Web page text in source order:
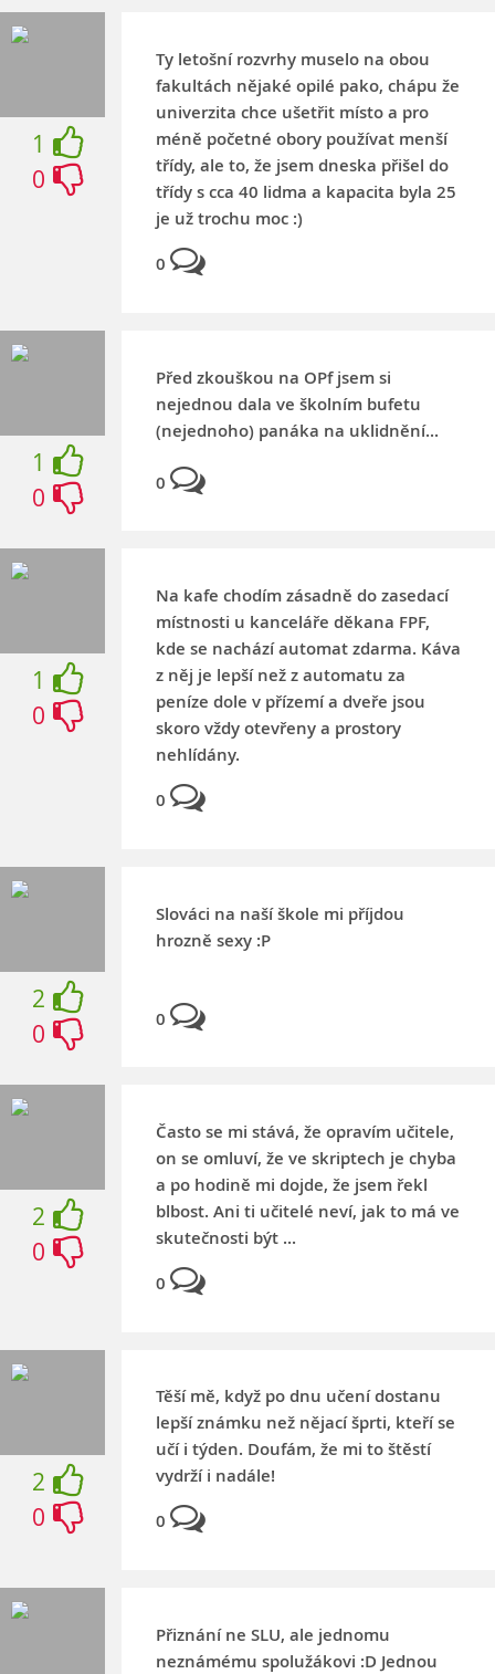
1
0
Ty letošní rozvrhy muselo na obou
fakultách nějaké opilé pako, chápu že
univerzita chce ušetřit místo a pro
méně početné obory používat menší
třídy, ale to, že jsem dneska přišel do
třídy s cca 40 lidma a kapacita byla 25
je už trochu moc :)
0
1
0
Před zkouškou na OPf jsem si
nejednou dala ve školním bufetu
(nejednoho) panáka na uklidnění...
0
1
0
Na kafe chodím zásadně do zasedací
místnosti u kanceláře děkana FPF,
kde se nachází automat zdarma. Káva
z něj je lepší než z automatu za
peníze dole v přízemí a dveře jsou
skoro vždy otevřeny a prostory
nehlídány.
0
2
0
Slováci na naší škole mi příjdou
hrozně sexy :P
0
2
0
Často se mi stává, že opravím učitele,
on se omluví, že ve skriptech je chyba
a po hodině mi dojde, že jsem řekl
blbost. Ani ti učitelé neví, jak to má ve
skutečnosti být ...
0
2
0
Těší mě, když po dnu učení dostanu
lepší známku než nějací šprti, kteří se
učí i týden. Doufám, že mi to štěstí
vydrží i nadále!
0
Přiznání ne SLU, ale jednomu
neznámému spolužákovi :D Jednou